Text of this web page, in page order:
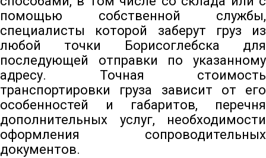
помощью собственной службы,
специалисты которой заберут груз из
любой точки Борисоглебска для
последующей отправки по указанному
адресу. Точная стоимость
транспортировки груза зависит от его
особенностей и габаритов, перечня
дополнительных услуг, необходимости
оформления сопроводительных
документов.